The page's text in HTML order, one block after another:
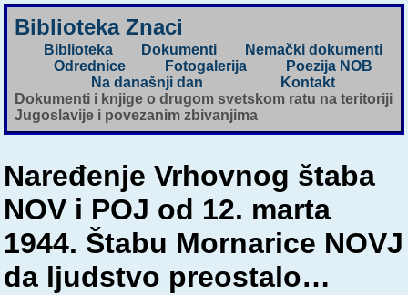
Biblioteka Znaci
Biblioteka Dokumenti
Nemački dokumenti
Odrednice
Fotogalerija
Poezija NOB
Na današnji dan
Kontakt
Dokumenti i knjige o drugom svetskom ratu na teritoriji
Jugoslavije i povezanim zbivanjima
Naređenje Vrhovnog štaba
NOV i POJ od 12. marta
1944. Štabu Mornarice NOVJ
da ljudstvo preostalo…